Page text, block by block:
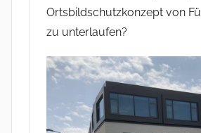
Ortsbildschutzkonzept von
zu unterlaufen?